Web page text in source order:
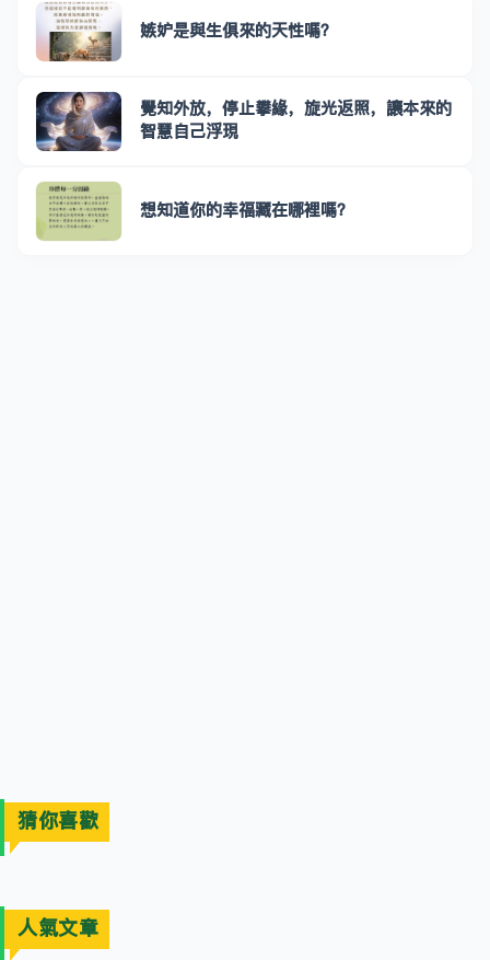
嫉妒是與生俱來的天性嗎？
覺知外放，停止攀緣，旋光返照，讓本來的
智慧自己浮現
想知道你的幸福藏在哪裡嗎？
猜你喜歡
人氣文章